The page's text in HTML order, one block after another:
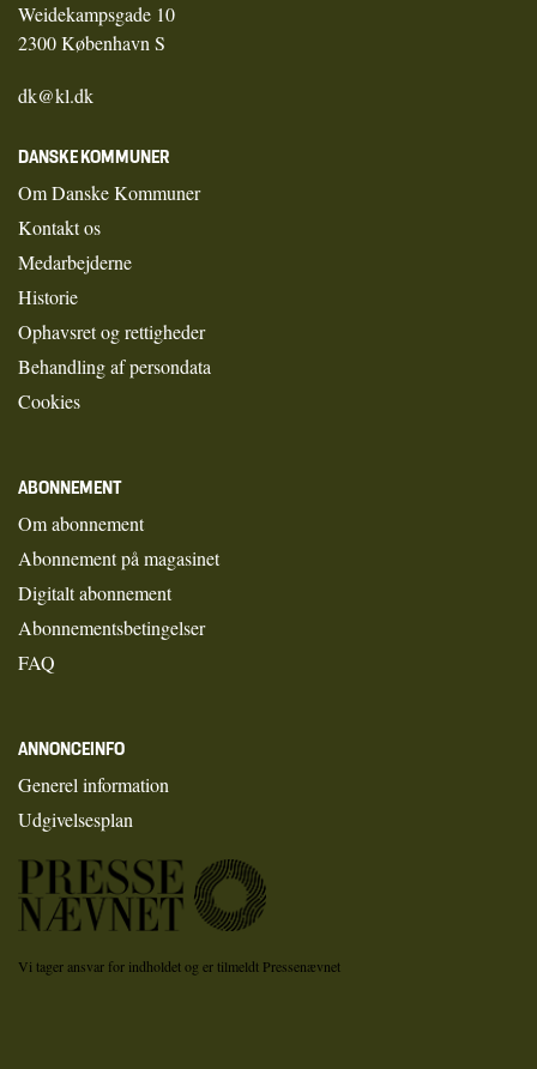
Weidekampsgade 10
2300 København S
dk@kl.dk
DANSKE KOMMUNER
Om Danske Kommuner
Kontakt os
Medarbejderne
Historie
Ophavsret og rettigheder
Behandling af persondata
Cookies
ABONNEMENT
Om abonnement
Abonnement på magasinet
Digitalt abonnement
Abonnementsbetingelser
FAQ
ANNONCEINFO
Generel information
Udgivelsesplan
Vi tager ansvar for indholdet og er tilmeldt Pressenævnet